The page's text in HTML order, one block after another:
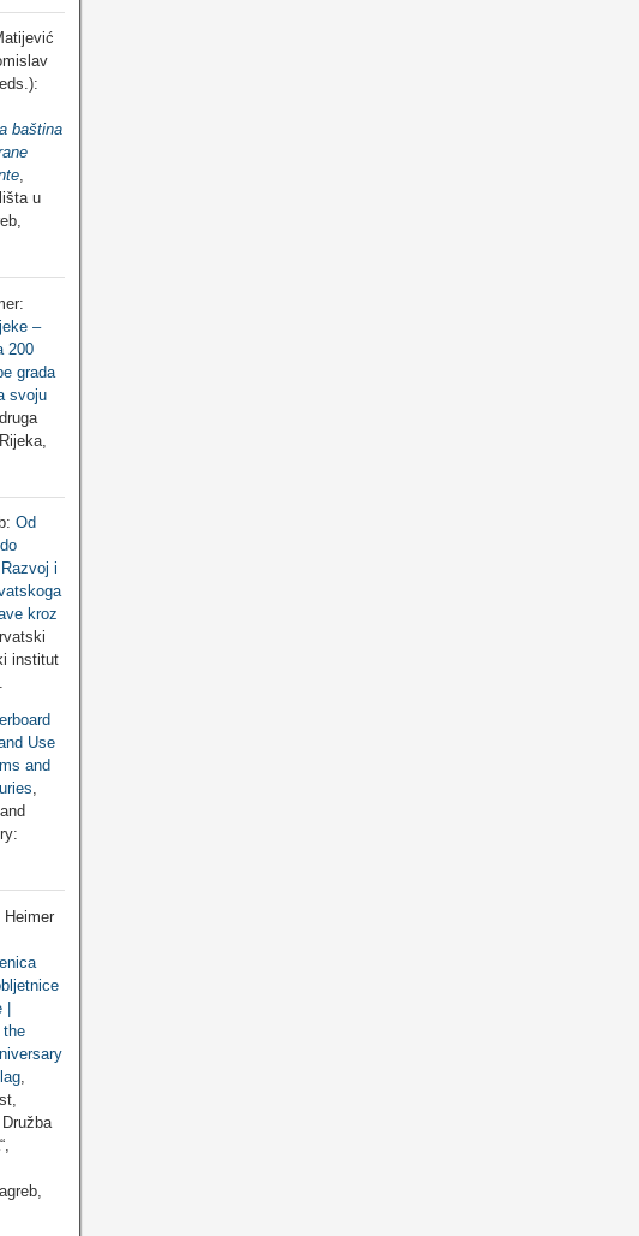
baština
,
u
–
200
grada
svoju
Od
i
kroz
institut
Use
and
,
Heimer
|
the